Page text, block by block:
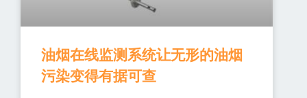
油烟在线监测系统让无形的油烟
污染变得有据可查